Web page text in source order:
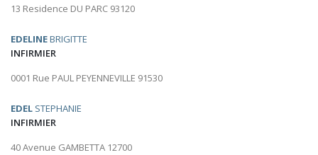
13 Residence DU PARC 93120
EDELINEBRIGITTE
INFIRMIER
0001 Rue PAUL PEYENNEVILLE 91530
EDEL STEPHANIE
INFIRMIER
40 Avenue GAMBETTA 12700